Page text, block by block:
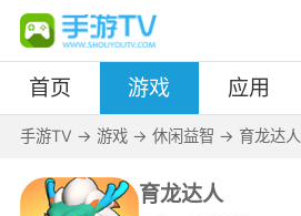
首页 游戏 应用
手游TV -> 游戏-> 休闲益智 -> 育龙达人
育龙达人